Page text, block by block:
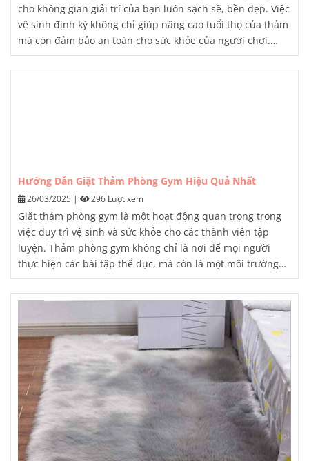
cho không gian giải trí của bạn luôn sạch sẽ, bền đẹp. Việc
vệ sinh định kỳ không chỉ giúp nâng cao tuổi thọ của thảm
mà còn đảm bảo an toàn cho sức khỏe của người chơi.
Trong bài viết này, chúng ta sẽ cùng nhau tìm hiểu chi tiết
về cách giặt thảm phòng bi-a hiệu quả và đơn giản.
Hướng Dẫn Giặt Thảm Phòng Gym Hiệu Quả Nhất
26/03/2025 | 296 Lượt xem
Giặt thảm phòng gym là một hoạt động quan trọng trong
việc duy trì vệ sinh và sức khỏe cho các thành viên tập
luyện. Thảm phòng gym không chỉ là nơi để mọi người
thực hiện các bài tập thể dục, mà còn là một môi trường
ẩm ướt, có nhiều tiếp xúc với mồ hôi và các loại bụi bẩn. Vì
vậy, việc giặt thảm phòng gym định kỳ là cần thiết, không
chỉ để duy trì vẻ đẹp của thảm mà còn để đảm bảo sức
khỏe và an toàn cho người tập.